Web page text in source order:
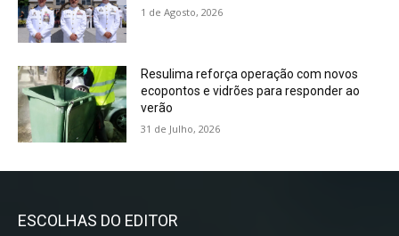
1 de Agosto, 2026
Resulima reforça operação com novos
ecopontos e vidrões para responder ao
verão
31 de Julho, 2026
ESCOLHAS DO EDITOR